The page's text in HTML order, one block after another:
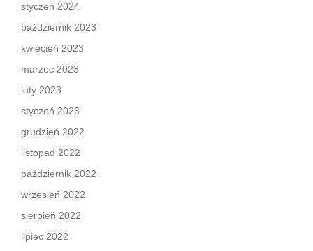
styczeń 2024
październik 2023
kwiecień 2023
marzec 2023
luty 2023
styczeń 2023
grudzień 2022
listopad 2022
październik 2022
wrzesień 2022
sierpień 2022
lipiec 2022